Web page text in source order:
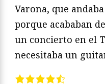
Varona, que
porque acababan
un concierto en el
necesitaba un